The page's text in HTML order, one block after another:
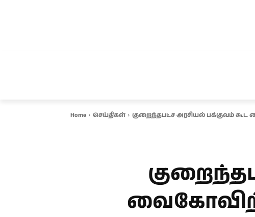
Home செய்திகள் குறைந்தபட்ச அரசியல் பக்குவம்